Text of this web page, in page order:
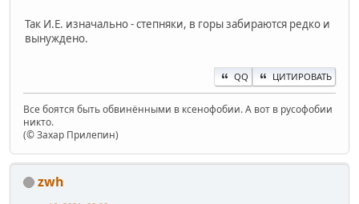
Так И.Е. изначально - степняки, в горы забираются редко и
вынуждено.
QQ ЦИТИРОВАТЬ
Все боятся быть обвинёнными в ксенофобии. А вот в русофобии
никто.
(© Захар Прилепин)
zwh